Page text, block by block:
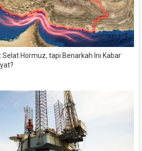
Hormuz, tapi Benarkah Ini Kabar